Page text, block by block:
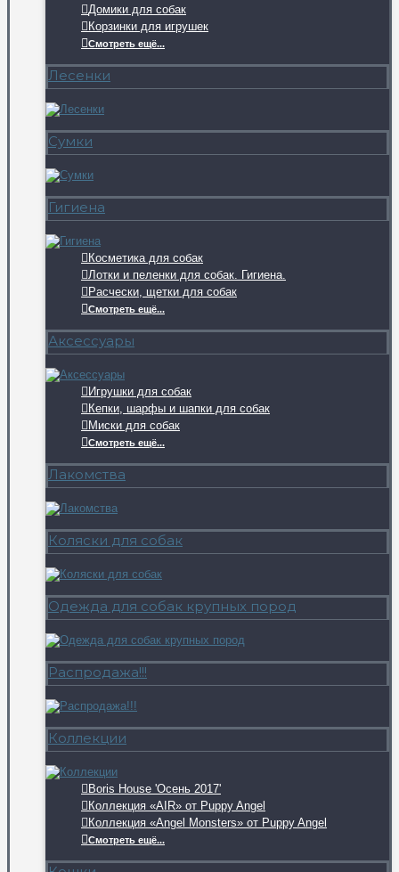
Домики для собак
Корзинки для игрушек
Смотреть ещё...
Лесенки
Сумки
Гигиена
Косметика для собак
Лотки и пеленки для собак. Гигиена.
Расчески, щетки для собак
Смотреть ещё...
Аксессуары
Игрушки для собак
Кепки, шарфы и шапки для собак
Миски для собак
Смотреть ещё...
Лакомства
Коляски для собак
Одежда для собак крупных пород
Распродажа!!!
Коллекции
Boris House 'Осень 2017'
Коллекция «AIR» от Puppy Angel
Коллекция «Angel Monsters» от Puppy Angel
Смотреть ещё...